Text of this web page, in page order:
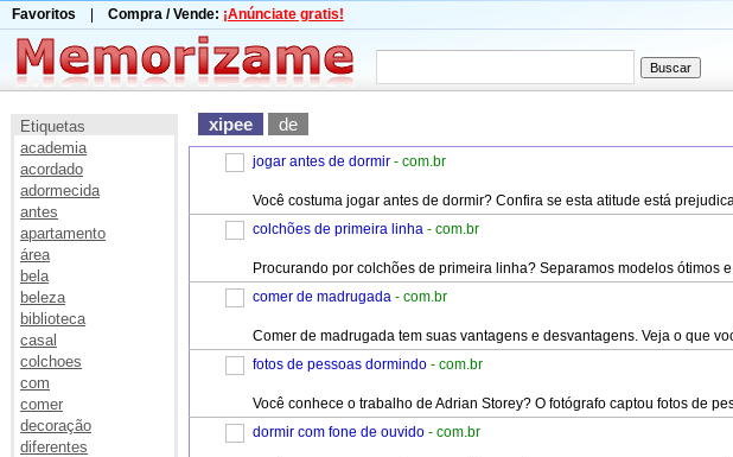
Favoritos Compra / Vende: ¡Anúnciate gratis!
Etiquetas
academia
acordado
adormecida
antes
apartamento
área
bela
beleza
biblioteca
casal
colchoes
com
comer
decoração
diferentes
xipee de
jogar antes de dormir - com.br
Você costuma jogar antes de dormir? Confira se esta atitude está
colchões de primeira linha - com.br
Procurando por colchões de primeira linha? Separamos modelos ótimos
comer de madrugada - com.br
Comer de madrugada tem suas vantagens e desvantagens. Veja o que
fotos de pessoas dormindo - com.br
Você conhece o trabalho de Adrian Storey? O fotógrafo captou fotos de
dormir com fone de ouvido - com.br